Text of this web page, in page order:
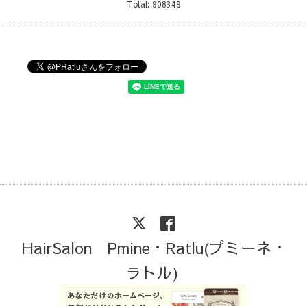
Total: 908349
HairSalon Pmine・Ratlu(プミーネ・
ラトル)